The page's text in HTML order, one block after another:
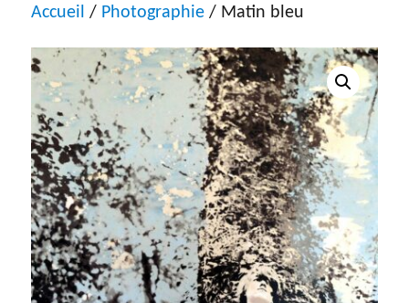
Accueil / Photographie / Matin bleu